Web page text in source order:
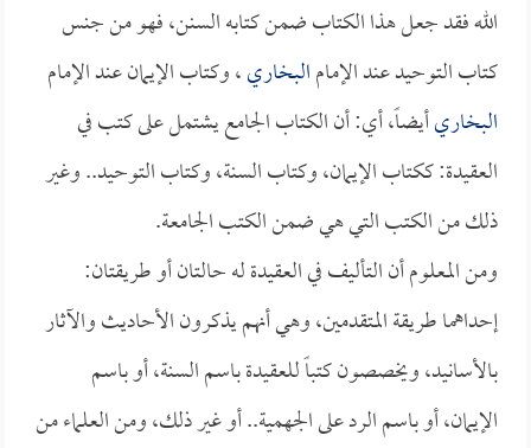
الله فقد جعل هذا الكتاب ضمن كتابه السنن، فهو من جنس
كتاب التوحيد عند الإمامالبخاري، وكتاب الإيمان عند الإمام
البخاريأيضاً، أي: أن الكتاب الجامع يشتمل على كتب في
العقيدة: ككتاب الإيمان، وكتاب السنة، وكتاب التوحيد.. وغير
ذلك من الكتب التي هي ضمن الكتب الجامعة.
ومن المعلوم أن التأليف في العقيدة له حالتان أو طريقتان:
إحداهما طريقة المتقدمين، وهي أنهم يذكرون الأحاديث والآثار
بالأسانيد، ويخصصون كتباً للعقيدة باسم السنة، أو باسم
الإيمان، أو باسم الرد على الجهمية.. أو غير ذلك، ومن العلماء من